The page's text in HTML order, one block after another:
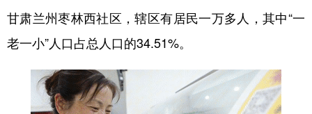
彩票 娱乐 时尚 悦读
公益 一带一路
文化产业
甘肃兰州枣林西社区，辖区有居民一万多人，其中“一
老一小”人口占总人口的34.51%。